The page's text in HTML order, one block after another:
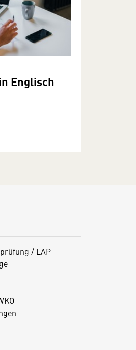
Englisch
/ LAP